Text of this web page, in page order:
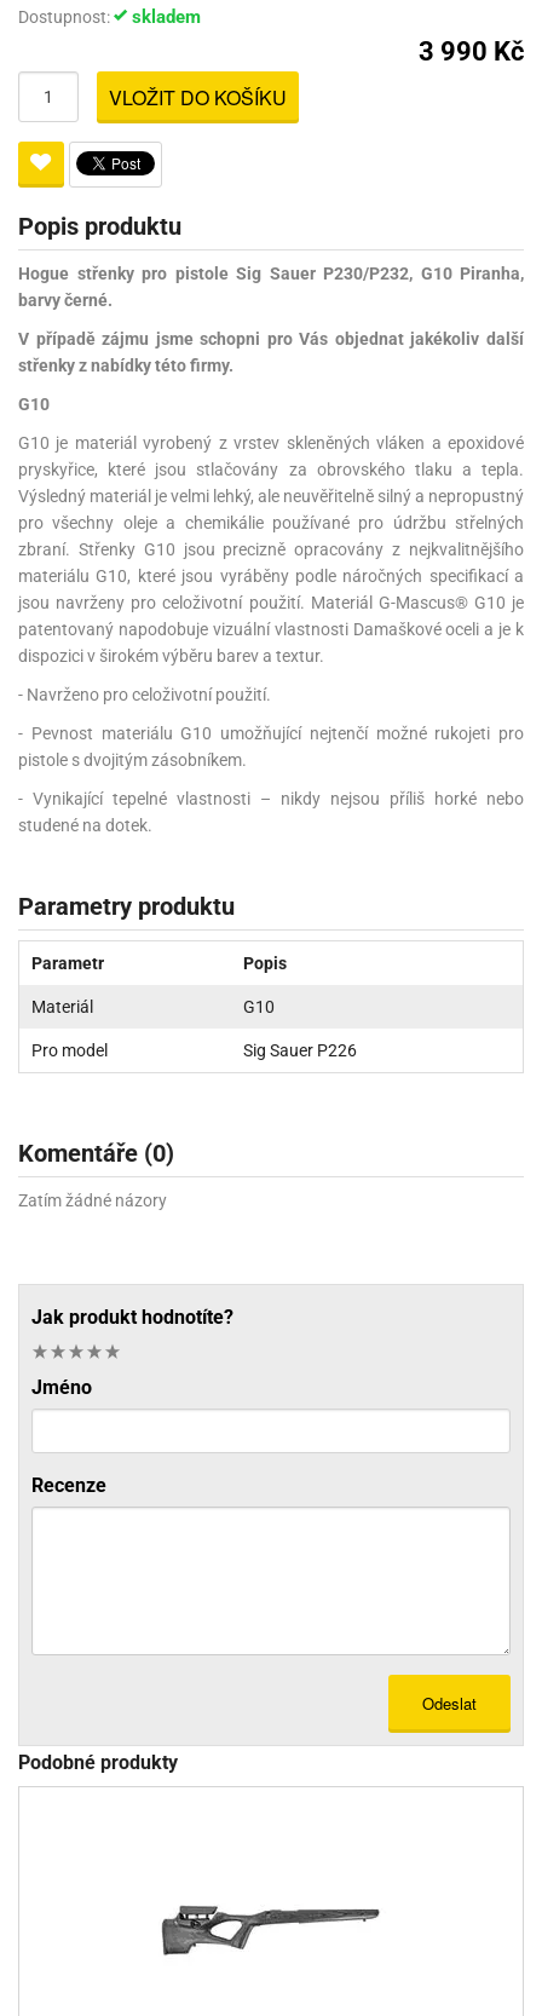
Dostupnost:
skladem
3 990 Kč
VLOŽIT DO KOŠÍKU
Popis produktu
Hogue střenky pro pistole Sig Sauer P230/P232, G10 Piranha,
barvy černé.
V případě zájmu jsme schopni pro Vás objednat jakékoliv další
střenky z nabídky této firmy.
G10
G10 je materiál vyrobený z vrstev skleněných vláken a epoxidové
pryskyřice, které jsou stlačovány za obrovského tlaku a tepla.
Výsledný materiál je velmi lehký, ale neuvěřitelně silný a nepropustný
pro všechny oleje a chemikálie používané pro údržbu střelných
zbraní. Střenky G10 jsou precizně opracovány z nejkvalitnějšího
materiálu G10, které jsou vyráběny podle náročných specifikací a
jsou navrženy pro celoživotní použití. Materiál G-Mascus® G10 je
patentovaný napodobuje vizuální vlastnosti Damaškové oceli a je k
dispozici v širokém výběru barev a textur.
- Navrženo pro celoživotní použití.
- Pevnost materiálu G10 umožňující nejtenčí možné rukojeti pro
pistole s dvojitým zásobníkem.
- Vynikající tepelné vlastnosti – nikdy nejsou příliš horké nebo
studené na dotek.
Parametry produktu
Parametr Popis
Materiál G10
Pro model Sig Sauer P226
Komentáře (0)
Zatím žádné názory
Jak produkt hodnotíte?
Jméno
Recenze
Odeslat
Podobné produkty